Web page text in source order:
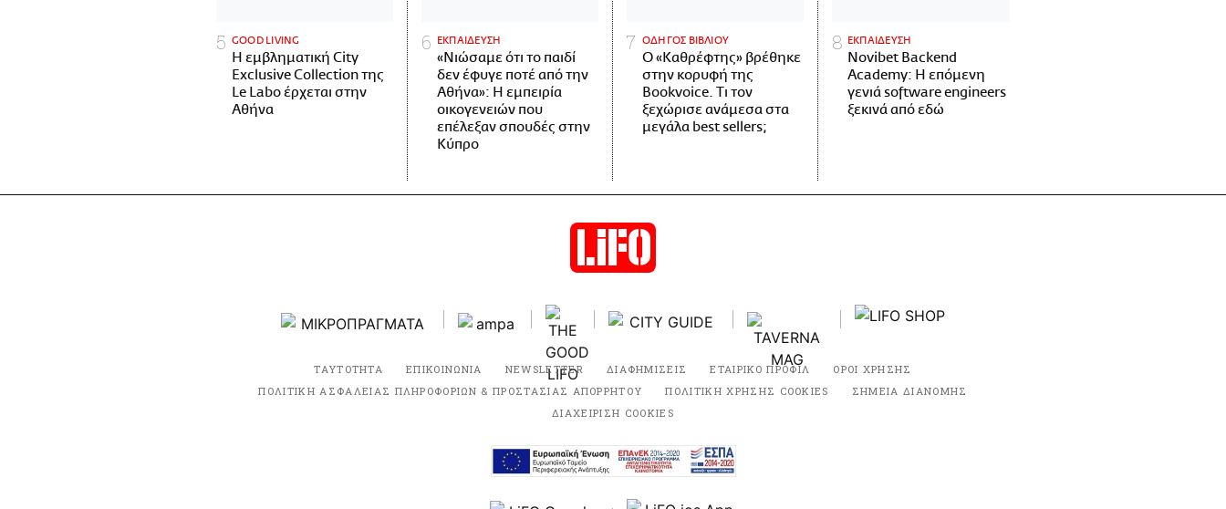
GOOD LIVING
Η εμβληματική City
Exclusive Collection της
Le Labo έρχεται στην
Αθήνα
ΕΚΠΑΙΔΕΥΣΗ
«Νιώσαμε ότι το παιδί
δεν έφυγε ποτέ από την
Αθήνα»: Η εμπειρία
οικογενειών που
επέλεξαν σπουδές στην
Κύπρο
ΟΔΗΓΟΣ ΒΙΒΛΙΟΥ
Ο «Καθρέφτης» βρέθηκε
στην κορυφή της
Bookvoice. Τι τον
ξεχώρισε ανάμεσα στα
μεγάλα best sellers;
ΕΚΠΑΙΔΕΥΣΗ
Novibet Backend
Academy: Η επόμενη
γενιά software engineers
ξεκινά από εδώ
ΤΑΥΤΟΤΗΤΑ ΕΠΙΚΟΙΝΩΝΙΑ NEWSLETTER ΔΙΑΦΗΜΙΣΕΙΣ ΕΤΑΙΡΙΚΟ ΠΡΟΦΙΛ
ΟΡΟΙ ΧΡΗΣΗΣ
ΠΟΛΙΤΙΚΗ ΑΣΦΑΛΕΙΑΣ ΠΛΗΡΟΦΟΡΙΩΝ & ΠΡΟΣΤΑΣΙΑΣ ΑΠΟΡΡΗΤΟΥ
ΠΟΛΙΤΙΚΗ ΧΡΗΣΗΣ COOKIES
ΣΗΜΕΙΑ ΔΙΑΝΟΜΗΣ
ΔΙΑΧΕΙΡΙΣΗ COOKIES